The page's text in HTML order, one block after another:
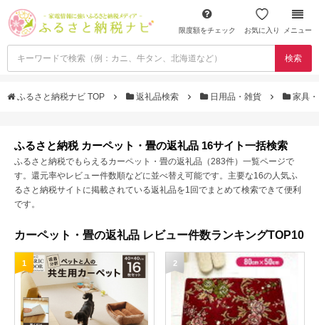
限度額をチェック お気に入り メニュー
検索
ふるさと納税ナビ TOP 返礼品検索 日用品・雑貨 家具
ふるさと納税 カーペット・畳の返礼品 16サイト一括検索
ふるさと納税でもらえるカーペット・畳の返礼品（283件）一覧ページで
す。還元率やレビュー件数順などに並べ替え可能です。主要な16の人気ふ
るさと納税サイトに掲載されている返礼品を1回でまとめて検索できて便利
です。
カーペット・畳の返礼品 レビュー件数ランキングTOP10
1 2